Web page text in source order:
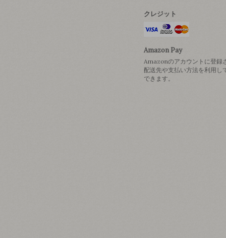
クレジット
Amazon Pay
Amazonのアカウントに登録
配送先や支払い方法を利用し
できます。